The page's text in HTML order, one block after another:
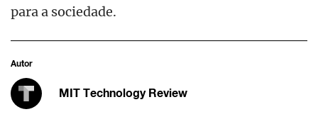
para a sociedade.
Autor
MIT Technology Review